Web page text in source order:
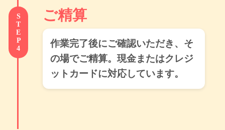
STEP4 ご精算
作業完了後にご確認いただき、そ
の場でご精算。現金またはクレジ
ットカードに対応しています。